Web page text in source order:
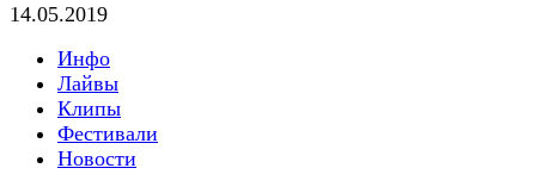
14.05.2019
Инфо
Лайвы
Клипы
Фестивали
Новости